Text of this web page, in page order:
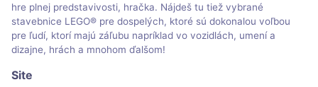
hre plnej predstavivosti, hračka. Nájdeš tu tiež vybrané
stavebnice LEGO® pre dospelých, ktoré sú dokonalou voľbou
pre ľudí, ktorí majú záľubu napríklad vo vozidlách, umení a
dizajne, hrách a mnohom ďalšom!
Site